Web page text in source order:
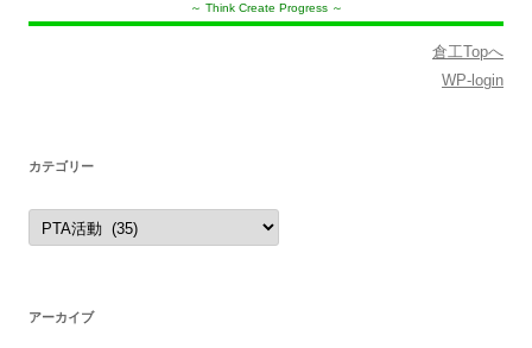
～ Think Create Progress ～
倉工Topへ
WP-login
カテゴリー
カ
テ
ゴ
アーカイブ